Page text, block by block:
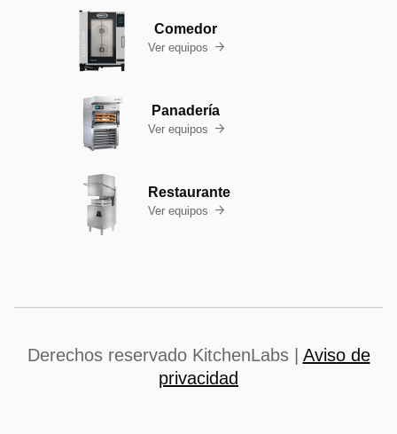
Comedor
Ver equipos 
Panadería
Ver equipos 
Restaurante
Ver equipos 
Derechos reservado KitchenLabs | Aviso de
privacidad